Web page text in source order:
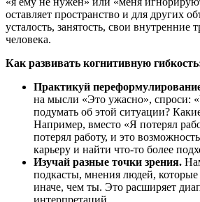
оставляет пространство и для других
усталость, занятость, свои внутренние
человека.
Как развивать когнитивную
Практикуй
на мысли «Это ужасно», спроси:
подумать об этой ситуации?
Например, вместо «Я потерял
потерял работу, и это
карьеру и найти что-то более
Изучай разные точки зрения.
подкасты, мнения людей,
иначе, чем ты. Это расширяет
интерпретаций.